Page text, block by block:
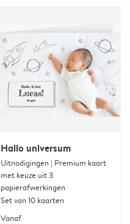
Hallo universum
Uitnodigingen | Premium kaart
met keuze uit 3
papierafwerkingen
Set van 10 kaarten
Vanaf